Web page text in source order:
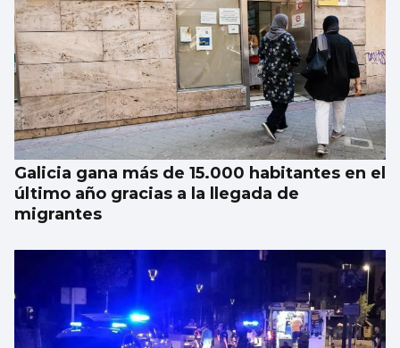
Tres heridos y cortada la carretera entre
Tui y A Guarda tras una colisión múltiple en
Tomiño
Galicia gana más de 15.000 habitantes en el
último año gracias a la llegada de
migrantes